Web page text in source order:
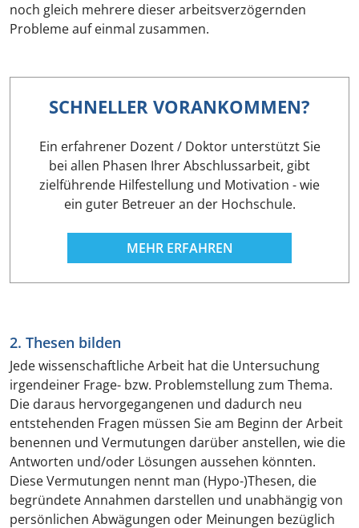
noch gleich mehrere dieser arbeitsverzögernden
Probleme auf einmal zusammen.
SCHNELLER VORANKOMMEN?
Ein erfahrener Dozent / Doktor unterstützt Sie
bei allen Phasen Ihrer Abschlussarbeit, gibt
zielführende Hilfestellung und Motivation - wie
ein guter Betreuer an der Hochschule.
MEHR ERFAHREN
2. Thesen bilden
Jede wissenschaftliche Arbeit hat die Untersuchung
irgendeiner Frage- bzw. Problemstellung zum Thema.
Die daraus hervorgegangenen und dadurch neu
entstehenden Fragen müssen Sie am Beginn der Arbeit
benennen und Vermutungen darüber anstellen, wie die
Antworten und/oder Lösungen aussehen könnten.
Diese Vermutungen nennt man (Hypo-)Thesen, die
begründete Annahmen darstellen und unabhängig von
persönlichen Abwägungen oder Meinungen bezüglich